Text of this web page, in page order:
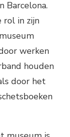
Barcelona.
rol in zijn
werken
houden
door het